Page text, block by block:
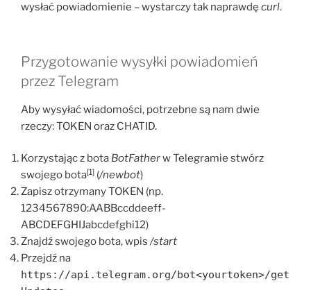
wysłać powiadomienie – wystarczy tak naprawdę curl.
Przygotowanie wysyłki powiadomień
przez Telegram
Aby wysyłać wiadomości, potrzebne są nam dwie
rzeczy: TOKEN oraz CHATID.
Korzystając z bota BotFatherw Telegramie stwórz
swojego bota[1] (/newbot)
Zapisz otrzymany TOKEN (np.
1234567890:AABBccddeeff-
ABCDEFGHIJabcdefghi12)
Znajdź swojego bota, wpis /start
Przejdź na
https://api.telegram.org/bot<yourtoken>/get